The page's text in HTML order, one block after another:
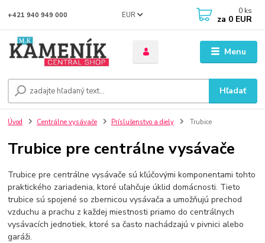
Menu
EUR
Hľadať
+421 940 949 000 0 ks
za 0 EUR
Úvod Centrálne vysávače Príslušenstvo a diely Trubice
Trubice pre centrálne vysávače
Trubice pre centrálne vysávače sú kľúčovými komponentami tohto
praktického zariadenia, ktoré uľahčuje úklid domácnosti. Tieto
trubice sú spojené so zbernicou vysávača a umožňujú prechod
vzduchu a prachu z každej miestnosti priamo do centrálnych
vysávacích jednotiek, ktoré sa často nachádzajú v pivnici alebo
garáži.